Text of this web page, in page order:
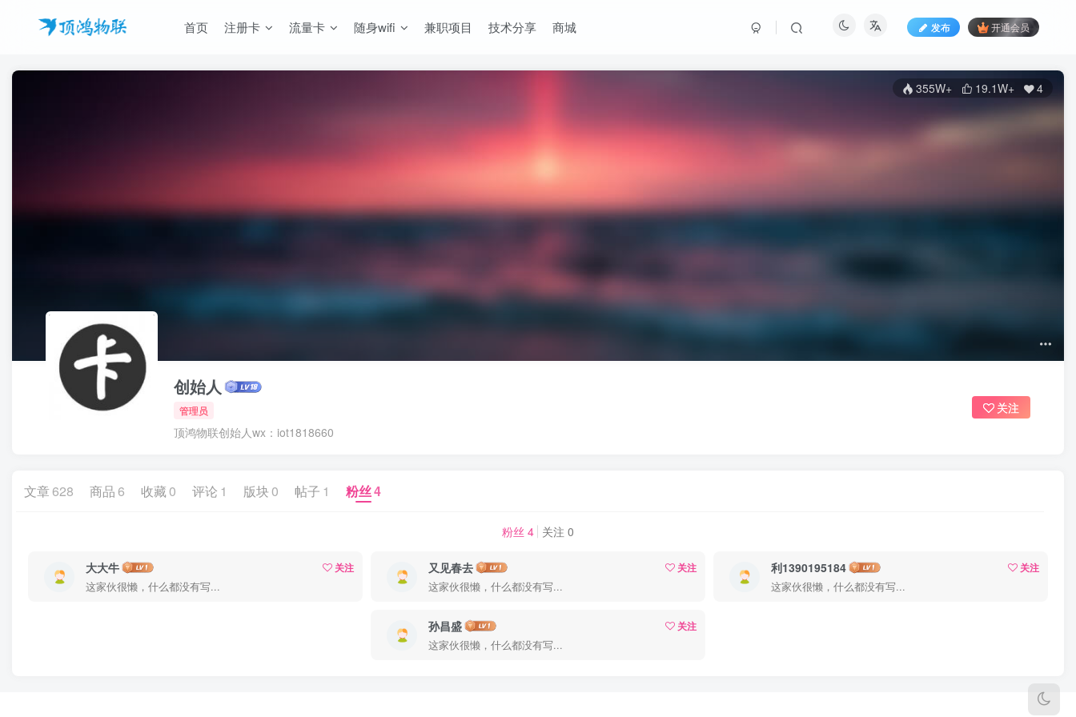
首页 注册卡 流量卡 随身wifi 兼职项目 技术分享 商城 发布 开通会员
355W+ 19.1W+ 4
创始人
管理员
顶鸿物联创始人wx：iot1818660
关注
文章628 商品 6 收藏 0 评论 1 版块 0 帖子 1 粉丝4
粉丝 4 关注 0
大大牛
关注
这家伙很懒，什么都没有写...
又见春去
关注
这家伙很懒，什么都没有写...
利1390195184
关注
这家伙很懒，什么都没有写...
孙昌盛
关注
这家伙很懒，什么都没有写...